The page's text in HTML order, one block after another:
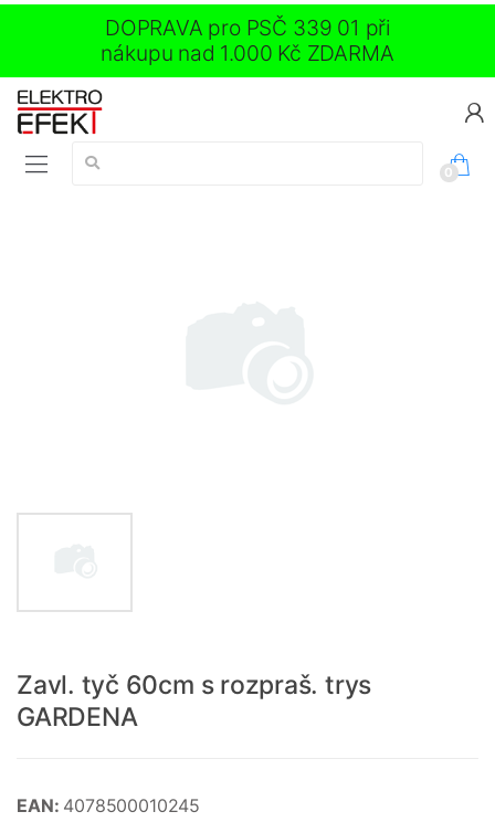
DOPRAVA pro PSČ 339 01 při
nákupu nad 1.000 Kč ZDARMA
Vyhledávání:
0
Zavl. tyč 60cm s rozpraš. trys
GARDENA
EAN: 4078500010245